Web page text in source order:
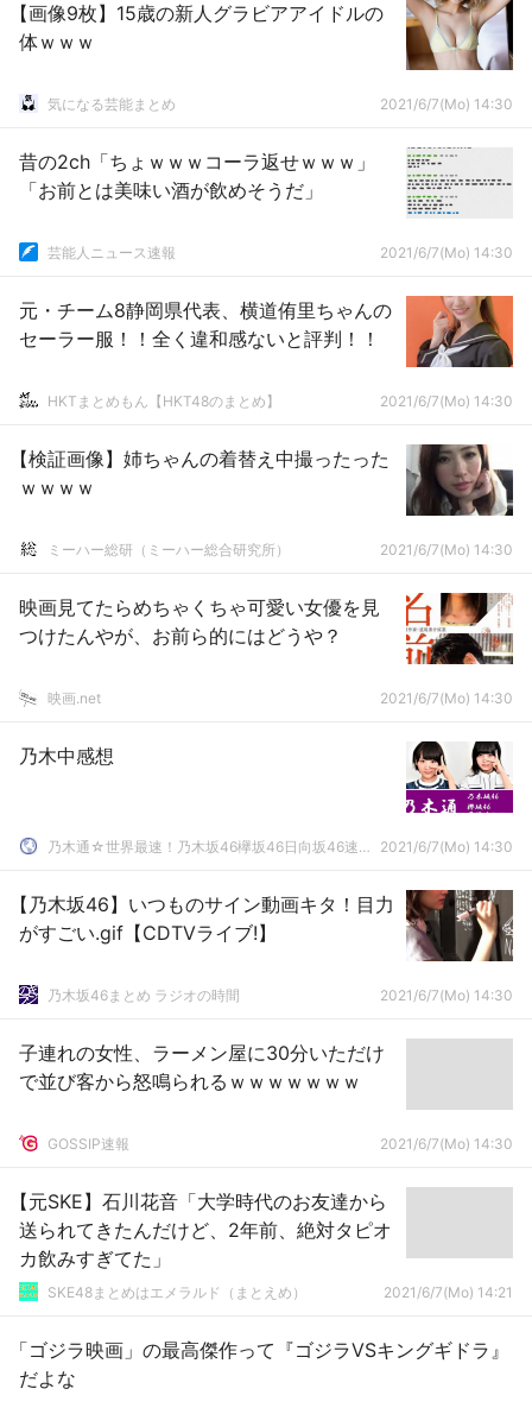
【画像9枚】15歳の新人グラビアアイドルの
体ｗｗｗ
気になる芸能まとめ 2021/6/7(Mo) 14:30
昔の2ch「ちょｗｗｗコーラ返せｗｗｗ」
「お前とは美味い酒が飲めそうだ」
芸能人ニュース速報 2021/6/7(Mo) 14:30
元・チーム8静岡県代表、横道侑里ちゃんの
セーラー服！！全く違和感ないと評判！！
HKTまとめもん【HKT48のまとめ】 2021/6/7(Mo) 14:30
【検証画像】姉ちゃんの着替え中撮ったった
ｗｗｗｗ
ミーハー総研（ミーハー総合研究所） 2021/6/7(Mo) 14:30
映画見てたらめちゃくちゃ可愛い女優を見
つけたんやが、お前ら的にはどうや？
映画.net 2021/6/7(Mo) 14:30
乃木中感想
乃木通☆世界最速！乃木坂46欅坂46日向坂46速報まとめ 2021/6/7(Mo) 14:30
【乃木坂46】いつものサイン動画キタ！目力
がすごい.gif【CDTVライブ!】
乃木坂46まとめ ラジオの時間 2021/6/7(Mo) 14:30
子連れの女性、ラーメン屋に30分いただけ
で並び客から怒鳴られるｗｗｗｗｗｗｗ
GOSSIP速報 2021/6/7(Mo) 14:30
【元SKE】石川花音「大学時代のお友達から
送られてきたんだけど、2年前、絶対タピオ
カ飲みすぎてた」
SKE48まとめはエメラルド（まとえめ） 2021/6/7(Mo) 14:21
「ゴジラ映画」の最高傑作って『ゴジラVSキングギドラ』
だよな